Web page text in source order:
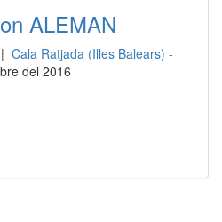
ALEMAN
| Cala Ratjada (Illes Balears) -
del 2016